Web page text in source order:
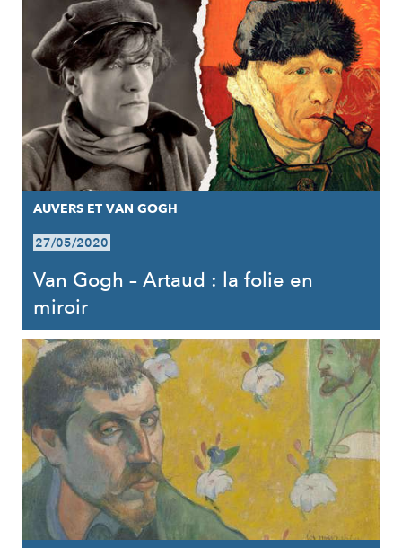
AUVERS ET VAN GOGH
27/05/2020
Van Gogh – Artaud : la folie en
miroir